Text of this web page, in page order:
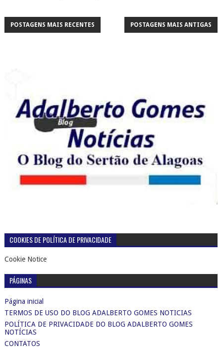
POSTAGENS MAIS RECENTES POSTAGENS MAIS ANTIGAS
COOKIES DE POLÍTICA DE PRIVACIDADE
Cookie Notice
PÁGINAS
Página inicial
TERMOS DE USO DO BLOG ADALBERTO GOMES NOTICIAS
POLÍTICA DE PRIVACIDADE DO BLOG ADALBERTO GOMES
NOTÍCIAS
CONTATOS